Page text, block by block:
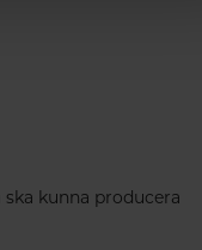
kunna producera